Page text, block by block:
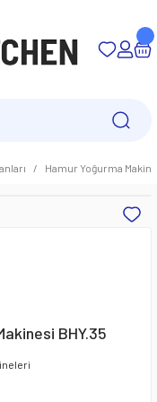
Hamur Yoğurma
BHY.35